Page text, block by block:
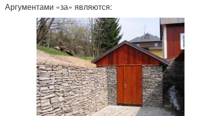
Аргументами «за» являются: